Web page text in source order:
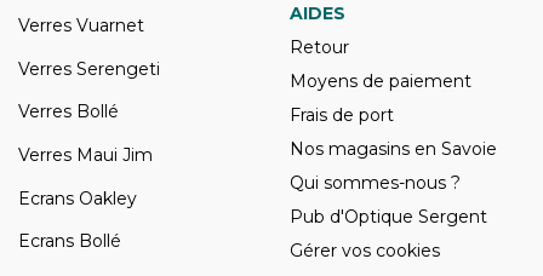
Verres Vuarnet
Verres Serengeti
Verres Bollé
Verres Maui Jim
Ecrans Oakley
Ecrans Bollé
AIDES
Retour
Moyens de paiement
Frais de port
Nos magasins en Savoie
Qui sommes-nous ?
Pub d'Optique Sergent
Gérer vos cookies